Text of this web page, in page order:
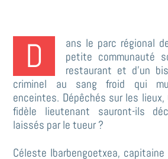
Dans le parc régional de Brière, où vit une
petite communauté
restaurant et d’un
criminel au sang froid qui
enceintes. Dépêchés sur les
fidèle lieutenant sauront-ils
laissés par le tueur ?
Céleste Ibarbengoetxea,